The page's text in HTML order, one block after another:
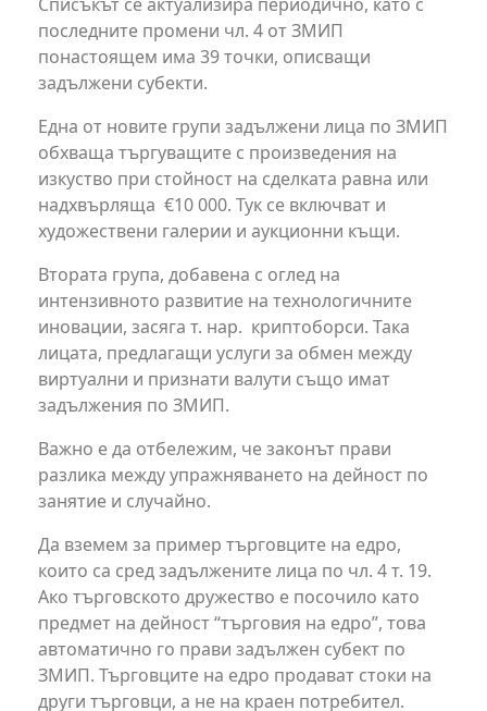
последните промени чл. 4 от ЗМИП
понастоящем има 39 точки, описващи
задължени субекти.
Една от новите групи задължени лица по ЗМИП
обхваща търгуващите с произведения на
изкуство при стойност на сделката равна или
надхвърляща €10 000. Тук се включват и
художествени галерии и аукционни къщи.
Втората група, добавена с оглед на
интензивното развитие на технологичните
иновации, засяга т. нар. криптоборси. Така
лицата, предлагащи услуги за обмен между
виртуални и признати валути също имат
задължения по ЗМИП.
Важно е да отбележим, че законът прави
разлика между упражняването на дейност по
занятие и случайно.
Да вземем за пример търговците на едро,
които са сред задължените лица по чл. 4 т. 19.
Ако търговското дружество е посочило като
предмет на дейност “търговия на едро”, това
автоматично го прави задължен субект по
ЗМИП. Търговците на едро продават стоки на
други търговци, а не на краен потребител.